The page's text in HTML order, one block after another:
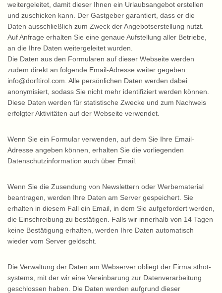
weitergeleitet, damit dieser Ihnen ein Urlaubsangebot erstellen
und zuschicken kann. Der Gastgeber garantiert, dass er die
Daten ausschließlich zum Zweck der Angebotserstellung nutzt.
Auf Anfrage erhalten Sie eine genaue Aufstellung aller Betriebe,
an die Ihre Daten weitergeleitet wurden.
Die Daten aus den Formularen auf dieser Webseite werden
zudem direkt an folgende Email-Adresse weiter gegeben:
info@dorftirol.com. Alle persönlichen Daten werden dabei
anonymisiert, sodass Sie nicht mehr identifiziert werden können.
Diese Daten werden für statistische Zwecke und zum Nachweis
erfolgter Aktivitäten auf der Webseite verwendet.
Wenn Sie ein Formular verwenden, auf dem Sie Ihre Email-
Adresse angeben können, erhalten Sie die vorliegenden
Datenschutzinformation auch über Email.
Wenn Sie die Zusendung von Newslettern oder Werbematerial
beantragen, werden Ihre Daten am Server gespeichert. Sie
erhalten in diesem Fall ein Email, in dem Sie aufgefordert werden,
die Einschreibung zu bestätigen. Falls wir innerhalb von 14 Tagen
keine Bestätigung erhalten, werden Ihre Daten automatisch
wieder vom Server gelöscht.
Die Verwaltung der Daten am Webserver obliegt der Firma sthot-
systems, mit der wir eine Vereinbarung zur Datenverarbeitung
geschlossen haben. Die Daten werden aufgrund dieser